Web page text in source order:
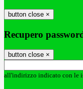
button close ×
Recupero
button close ×
all'indirizzo indicato con le